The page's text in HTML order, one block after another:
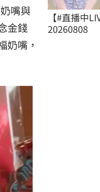
嘴與
金錢
奶嘴，
【#直播中
20260808